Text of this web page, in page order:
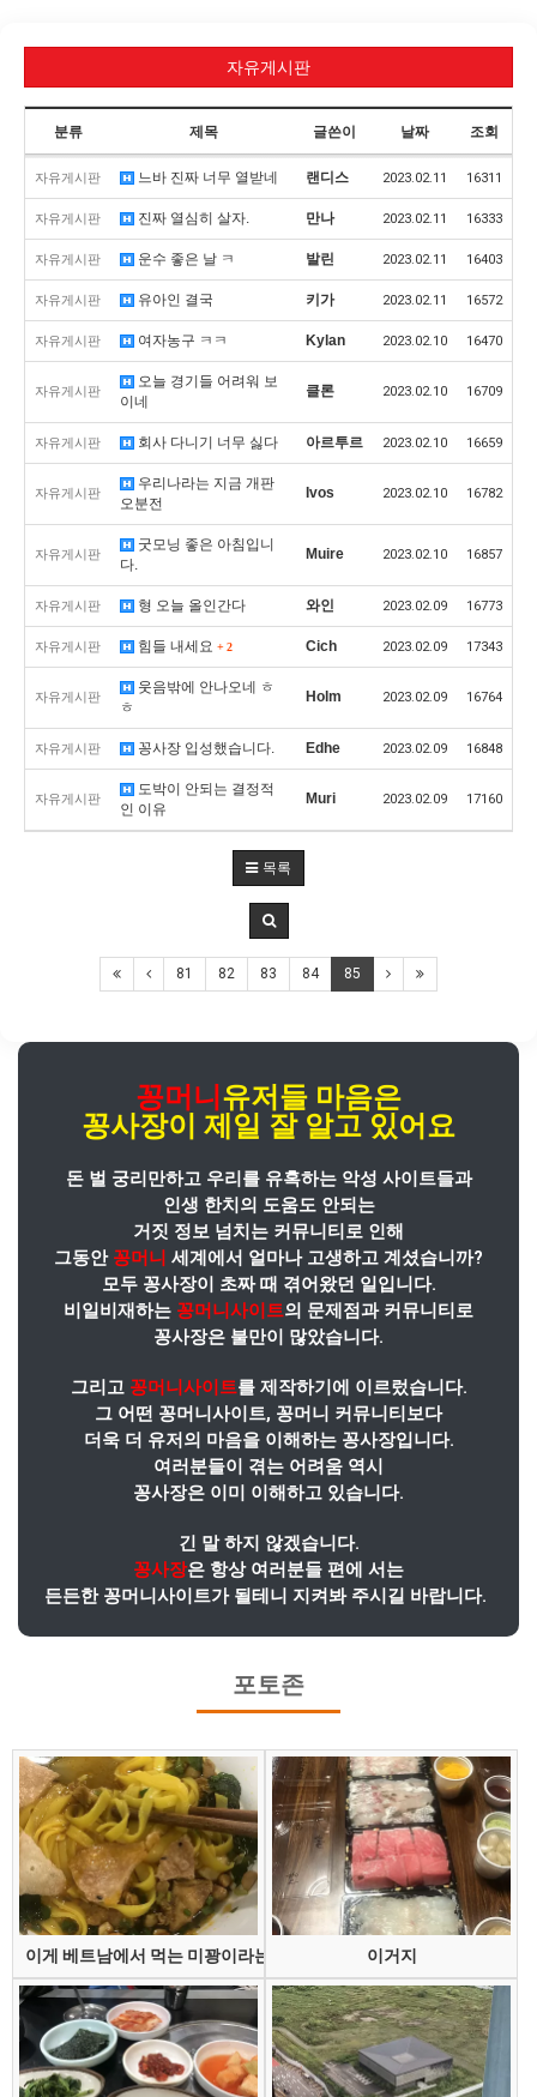
자유게시판
분류 제목 글쓴이 날짜 조회
자유게시판 느바 진짜 너무 열받네 랜디스 2023.02.11 16311
자유게시판 진짜 열심히 살자. 만나 2023.02.11 16333
자유게시판 운수 좋은 날 ㅋ 발린 2023.02.11 16403
자유게시판 유아인 결국 키가 2023.02.11 16572
자유게시판 여자농구 ㅋㅋ Kylan 2023.02.10 16470
자유게시판
오늘 경기들 어려워 보
이네
클론 2023.02.10 16709
자유게시판 회사 다니기 너무 싫다 아르투르 2023.02.10 16659
자유게시판
우리나라는 지금 개판
오분전
Ivos 2023.02.10 16782
자유게시판
굿모닝 좋은 아침입니
다.
Muire 2023.02.10 16857
자유게시판 형 오늘 올인간다 와인 2023.02.09 16773
자유게시판 힘들 내세요 + 2 Cich 2023.02.09 17343
자유게시판
웃음밖에 안나오네 ㅎ
ㅎ
Holm 2023.02.09 16764
자유게시판 꽁사장 입성했습니다. Edhe 2023.02.09 16848
자유게시판
도박이 안되는 결정적
인 이유
Muri 2023.02.09 17160
목록
81 82 83 84 85
꽁머니 유저들 마음은
꽁사장이 제일 잘 알고 있어요
돈 벌 궁리만하고 우리를 유혹하는 악성 사이트들과
인생 한치의 도움도 안되는
거짓 정보 넘치는 커뮤니티로 인해
그동안 꽁머니 세계에서 얼마나 고생하고 계셨습니까?
모두 꽁사장이 초짜 때 겪어왔던 일입니다.
비일비재하는 꽁머니사이트의 문제점과 커뮤니티로
꽁사장은 불만이 많았습니다.
그리고 꽁머니사이트를 제작하기에 이르렀습니다.
그 어떤 꽁머니사이트, 꽁머니 커뮤니티보다
더욱 더 유저의 마음을 이해하는 꽁사장입니다.
여러분들이 겪는 어려움 역시
꽁사장은 이미 이해하고 있습니다.
긴 말 하지 않겠습니다.
꽁사장은 항상 여러분들 편에 서는
든든한 꽁머니사이트가 될테니 지켜봐 주시길 바랍니다.
포토존
이게 베트남에서 먹는 미꽝이라는 건데 이거지